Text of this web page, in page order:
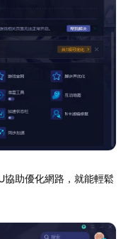
協助優化網路，就能輕鬆